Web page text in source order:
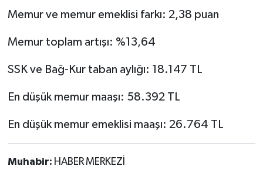
Memur ve memur emeklisi farkı: 2,38 puan
Memur toplam artışı: %13,64
SSK ve Bağ-Kur taban aylığı: 18.147 TL
En düşük memur maaşı: 58.392 TL
En düşük memur emeklisi maaşı: 26.764 TL
Muhabir: HABER MERKEZİ